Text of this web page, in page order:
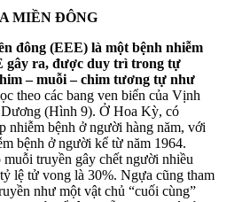
MIỀN ĐÔNG
đông (EEE) là một bệnh nhiễm
gây ra, được duy trì trong tự
– muỗi – chim tương tự như
theo các bang ven biển của Vịnh
(Hình 9). Ở Hoa Kỳ, có
nhiễm bệnh ở người hàng năm, với
bệnh ở người kể từ năm 1964.
truyền gây chết người nhiều
lệ tử vong là 30%. Ngựa cũng tham
như một vật chủ “cuối cùng”